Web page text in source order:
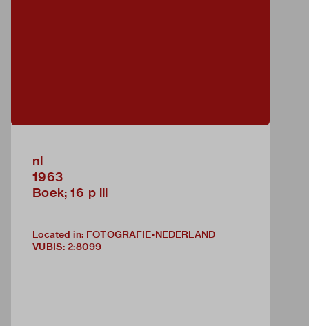
nl
1963
Boek; 16 p ill
Located in: FOTOGRAFIE-NEDERLAND
VUBIS: 2:8099